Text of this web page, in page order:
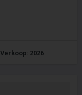
Verkoop: 2026